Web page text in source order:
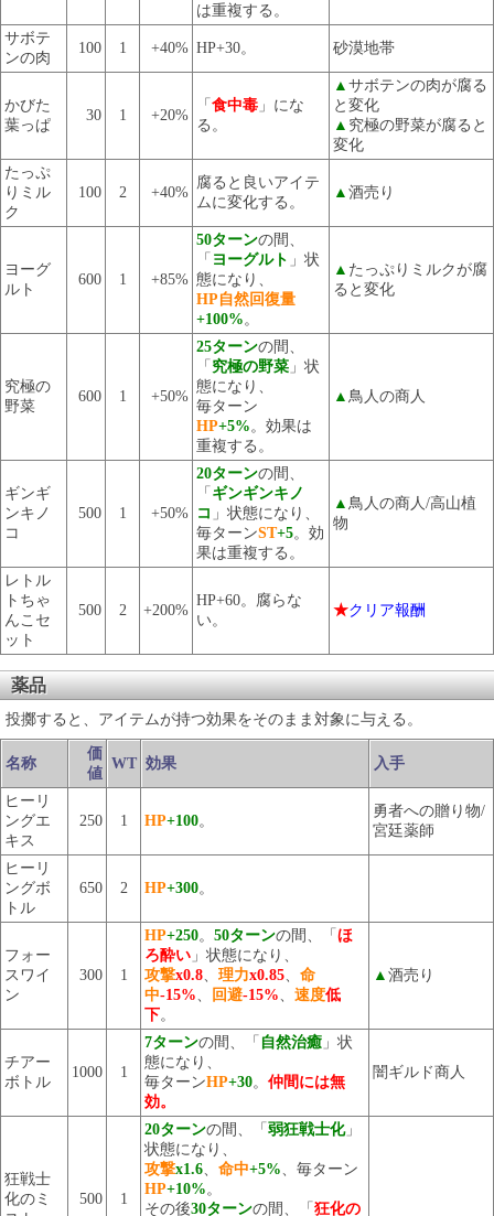
は重複する。
サボテ
ンの肉
100 1 +40% HP+30。 砂漠地帯
かびた
葉っぱ
30 1 +20%
「食中毒 」にな
る。
▲ サボテンの肉が腐る
と変化
▲ 究極の野菜が腐ると
変化
たっぷ
りミル
ク
100 2 +40%
腐ると良いアイテ
ムに変化する。
▲ 酒売り
ヨーグ
ルト
600 1 +85%
50ターンの間、
「 ヨーグルト 」状
態になり、
HP自然回復量
+100% 。
▲ たっぷりミルクが腐
ると変化
究極の
野菜
600 1 +50%
25ターンの間、
「 究極の野菜 」状
態になり、
毎ターン
HP+5% 。効果は
重複する。
▲ 鳥人の商人
ギンギ
ンキノ
コ
500 1 +50%
20ターンの間、
「 ギンギンキノ
コ 」状態になり、
毎ターンST+5。効
果は重複する。
▲ 鳥人の商人/高山植
物
レトル
トちゃ
んこセ
ット
500 2 +200%
HP+60。腐らな
い。
★クリア報酬
薬品
投擲すると、アイテムが持つ効果をそのまま対象に与える。
名称
価
値
WT 効果 入手
ヒーリ
ングエ
キス
250 1 HP+100。
勇者への贈り物/
宮廷薬師
ヒーリ
ングボ
トル
650 2 HP+300。
フォー
スワイ
ン
300 1
HP+250。 50ターンの間、「ほ
ろ酔い 」状態になり、
攻撃x0.8 理力x0.85
命
中-15% 回避-15% 速度低
下。
▲ 酒売り
チアー
ボトル
1000 1
7ターンの間、「 自然治癒 」状
態になり、
毎ターンHP+30。 仲間には無
効。
闇ギルド商人
狂戦士
化のミ
500 1
20ターンの間、「弱狂戦士化」
状態になり、
攻撃x1.6 命中+5% 、毎ターン
HP+10% 。
その後30ターンの間、「狂化の